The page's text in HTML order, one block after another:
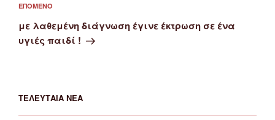
Επόμενο
άρθρο
ΕΠΌΜΕΝΟ
με λαθεμένη διάγνωση έγινε έκτρωση σε ένα
υγιές παιδί !
ΤΕΛΕΥΤΑΊΑ ΝΈΑ